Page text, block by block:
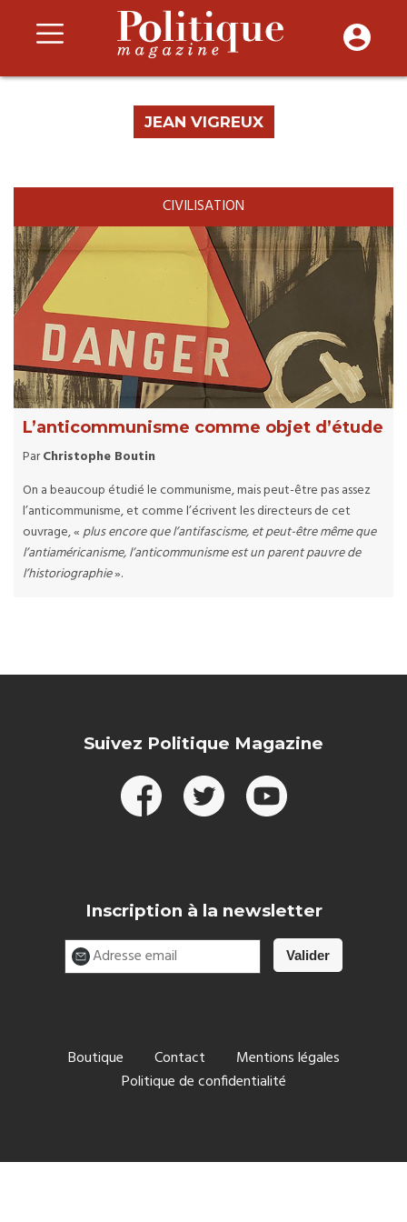
JEAN VIGREUX
CIVILISATION
L’anticommunisme comme objet d’étude
ParChristophe Boutin
On a beaucoup étudié le communisme, mais peut-être pas assez
l’anticommunisme, et comme l’écrivent les directeurs de cet
ouvrage, «plus encore que l’antifascisme, et peut-être même que
l’antiaméricanisme, l’anticommunisme est un parent pauvre de
l’historiographie».
Suivez Politique Magazine
Inscription à la newsletter
Boutique Contact
Mentions légales
Politique de confidentialité